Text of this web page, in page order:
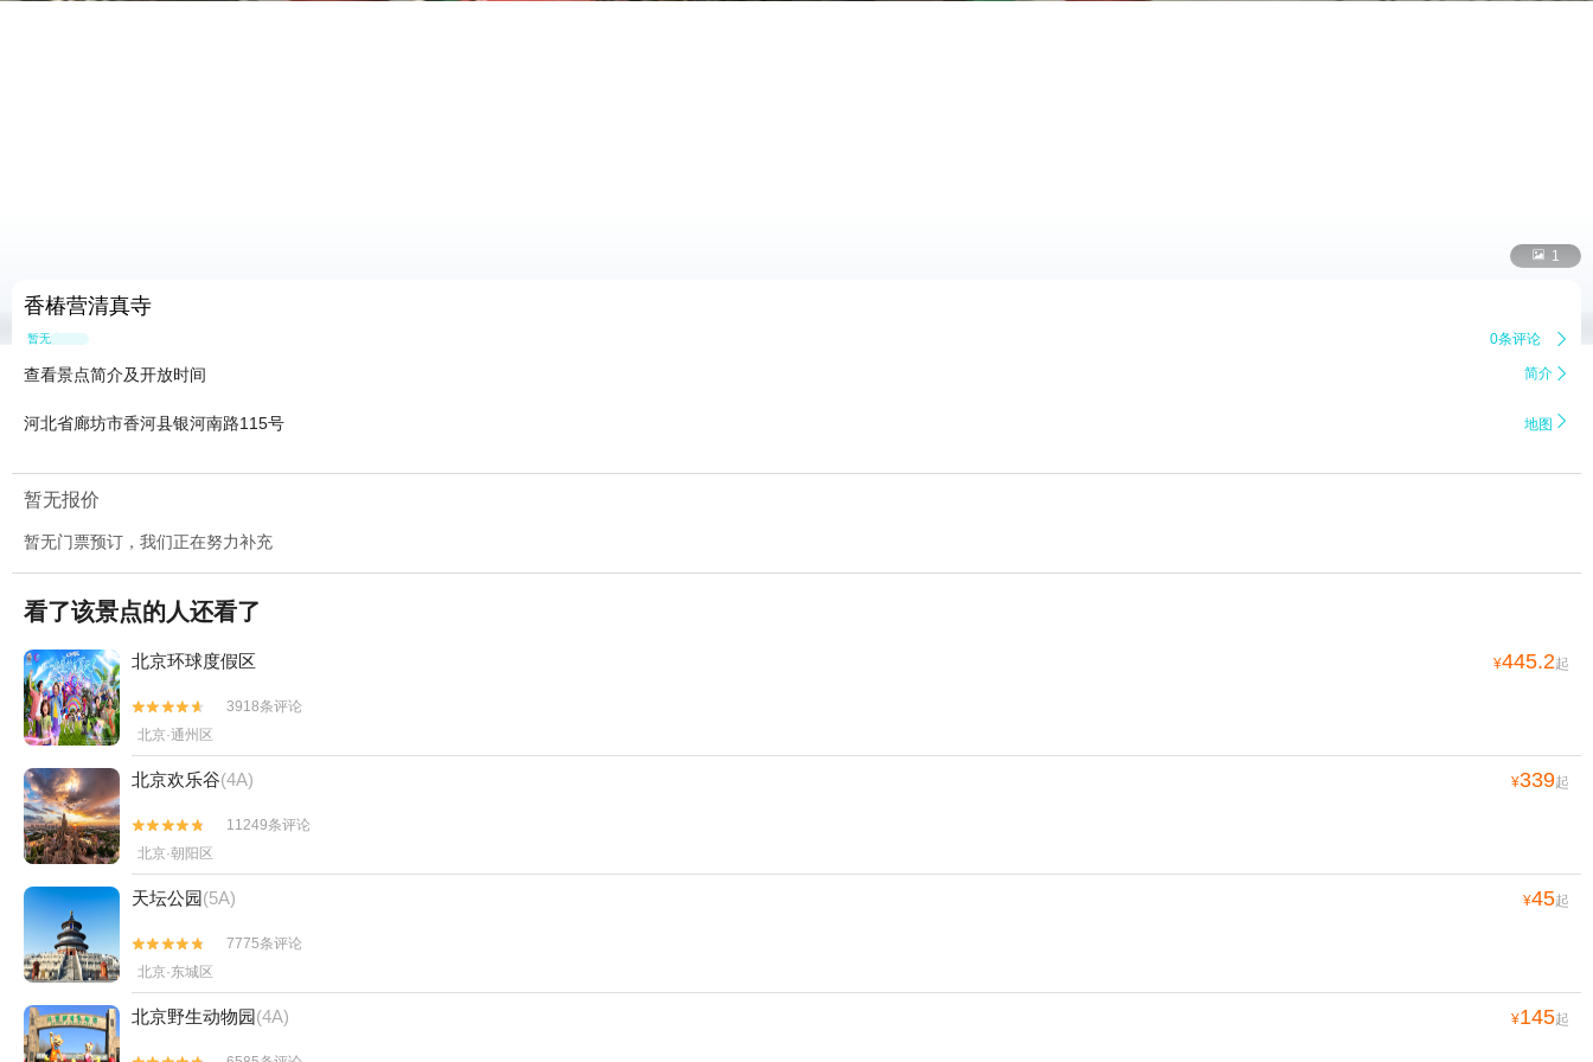
 1
香椿营清真寺
暂无点评 0条评论 
查看景点简介及开放时间 简介 
河北省廊坊市香河县银河南路115号 地图 
暂无报价
暂无门票预订，我们正在努力补充
看了该景点的人还看了
北京环球度假区 ¥445.2起


3918条评论
北京·通州区
北京欢乐谷(4A) ¥339起


11249条评论
北京·朝阳区
天坛公园(5A) ¥45起


7775条评论
北京·东城区
北京野生动物园(4A) ¥145起